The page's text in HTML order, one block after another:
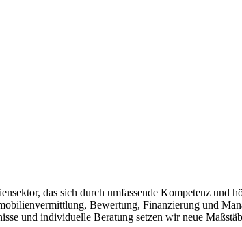
das sich durch umfassende Kompetenz und
Bewertung, Finanzierung und
und individuelle Beratung setzen wir neue